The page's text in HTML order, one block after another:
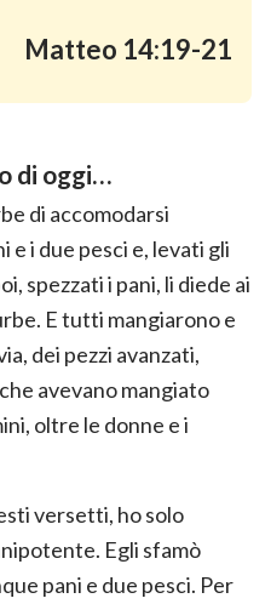
Matteo 14:19-21
di oggi…
di accomodarsi
e i due pesci e, levati gli
spezzati i pani, li diede ai
E tutti mangiarono e
dei pezzi avanzati,
avevano mangiato
oltre le donne e i
versetti, ho solo
Egli sfamò
pani e due pesci. Per